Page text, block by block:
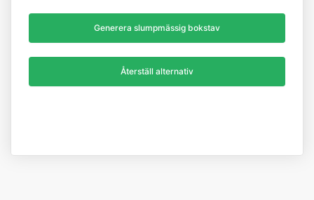
Generera slumpmässig bokstav
Återställ alternativ